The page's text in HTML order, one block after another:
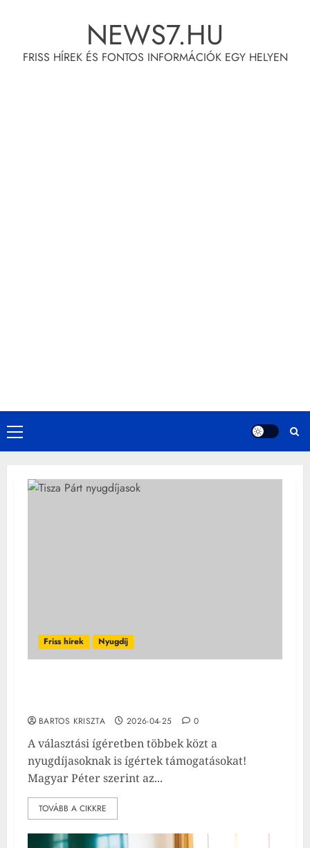
NEWS7.HU
FRISS HÍREK ÉS FONTOS INFORMÁCIÓK EGY HELYEN
Primary
Menu
Friss hírek Nyugdíj
BARTOS KRISZTA 2026-04-25 0
A választási ígéretben többek közt a
nyugdíjasoknak is ígértek támogatásokat!
Magyar Péter szerint az...
TOVÁBB A CIKKRE